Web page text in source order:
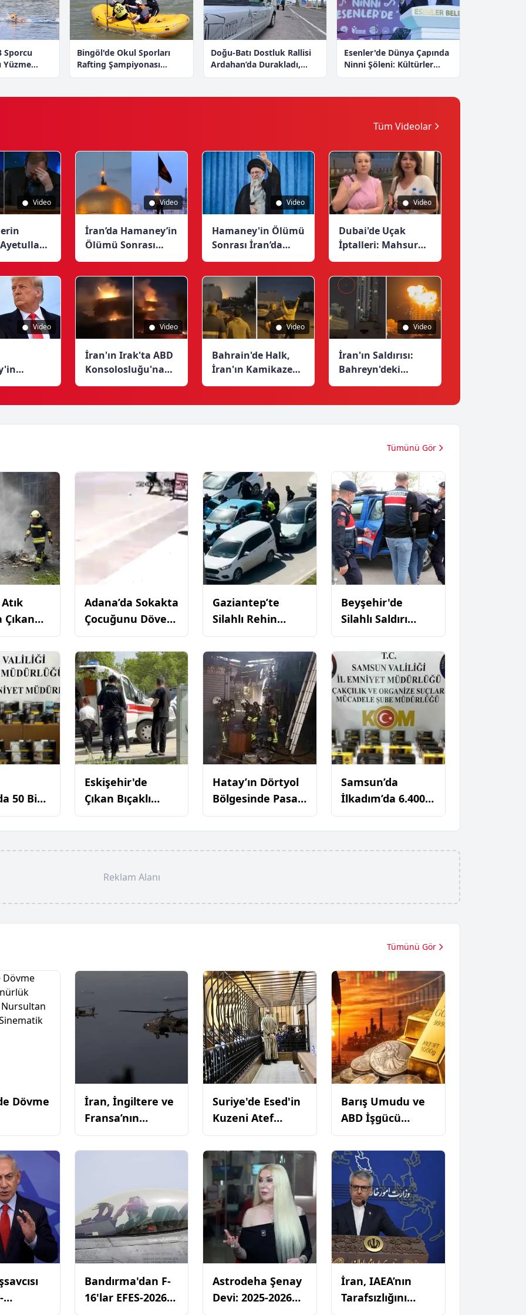
SANATI GÖRÜNÜRLÜK KAZANIRKEN:
SINEMATIK REALIZMI
ÖNCE GÖREVDEN AYRILAN GENÇ DENIZDE
Sporcu
Yüzme
Bingöl'de Okul Sporları
Rafting Şampiyonası
Tamamlandı
Doğu‑Batı Dostluk Rallisi
Ardahan’da Durakladı,
Takım Gürcistan’a Geçiş
Esenler'de Dünya Çapında
Ninni Şöleni: Kültürler
Arası Melodiler Buluştu
Tüm Videolar
Video
Ayetullah
Video
İran’da Hamaney’in
Ölümü Sonrası
İmam Rıza
Türbesi’ne Siyah
Sancak Asıldı
Video
Hamaney'in Ölümü
Sonrası İran’da
Liderlik Süreci Nasıl
İşleyecek?
Video
Dubai'de Uçak
İptalleri: Mahsur
Kalan Türk
Vatandaşları
Yardım Bekliyor
Video
En
Video
İran'ın Irak'ta ABD
Konsolosluğu'na
Yönelik Saldırısı
Video
Bahrain'de Halk,
İran'ın Kamikaze
İHA'larıyla ABD
Video
İran'ın Saldırısı:
Bahreyn'deki
Gökdelen Patladı
Tümünü Gör
Çıkan
Adana’da Sokakta
Çocuğunu Döven
Anne Adli Kontrol
Şartıyla Serbest
Bırakıldı
Gaziantep’te
Silahlı Rehin
Olayı: Polisle
Çatışan Şahıs
Uzun Süre
Direndi, Sonunda
Yakalandı
Beyşehir'de
Silahlı Saldırı
Sonrası
Gelişmeler
50 Bin
Ele
Eskişehir'de
Çıkan Bıçaklı
Kavga Sonucu 3
Kız Çocuk
Yaralandı
Hatay’ın Dörtyol
Bölgesinde Pasaj
Yangını: 3 İş Yeri
Tamamen Yok
Oldu
Samsun’da
İlkadım’da 6.400
Pakette Kaçak
Sigara Ele
Geçirildi
Reklam Alanı
Tümünü Gör
Dövme
İran, İngiltere ve
Fransa’nın
Hürmüz
Boğazı’na Gemi
Tepki Bildirdi
Suriye'de Esed'in
Kuzeni Atef
Necib, Savaş
Suçları Davasına
Çıktı
Barış Umudu ve
ABD İşgücü
Verileri Emtiayı
Canlandırdı
Bandırma'dan F-
16'lar EFES-2026
Astrodeha Şenay
Devi: 2025‑2026
İran, IAEA’nın
Tarafsızlığını